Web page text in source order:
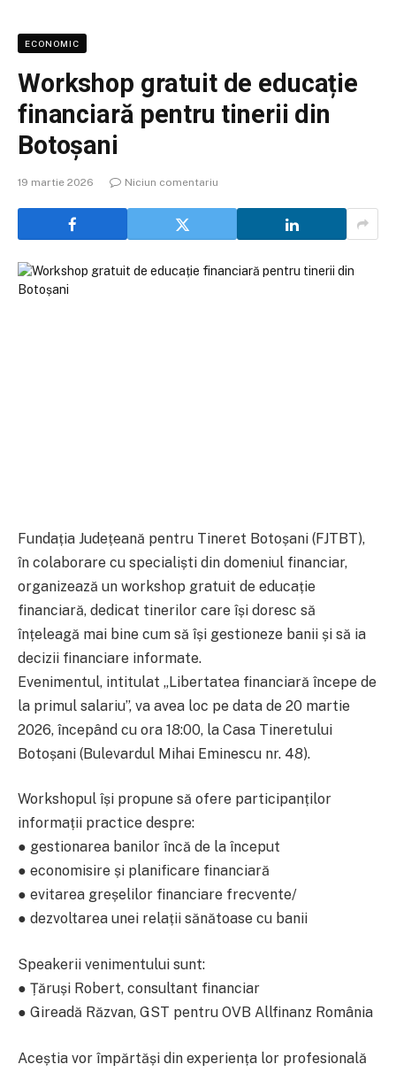
ECONOMIC
Workshop gratuit de educație
financiară pentru tinerii din
Botoșani
19 martie 2026 Niciun comentariu
Fundația Județeană pentru Tineret Botoșani (FJTBT),
în colaborare cu specialiști din domeniul financiar,
organizează un workshop gratuit de educație
financiară, dedicat tinerilor care își doresc să
înțeleagă mai bine cum să își gestioneze banii și să ia
decizii financiare informate.
Evenimentul, intitulat „Libertatea financiară începe de
la primul salariu”, va avea loc pe data de 20 martie
2026, începând cu ora 18:00, la Casa Tineretului
Botoșani (Bulevardul Mihai Eminescu nr. 48).
Workshopul își propune să ofere participanților
informații practice despre:
● gestionarea banilor încă de la început
● economisire și planificare financiară
● evitarea greșelilor financiare frecvente/
● dezvoltarea unei relații sănătoase cu banii
Speakerii venimentului sunt:
● Țăruși Robert, consultant financiar
● Gireadă Răzvan, GST pentru OVB Allfinanz România
Aceștia vor împărtăși din experiența lor profesională